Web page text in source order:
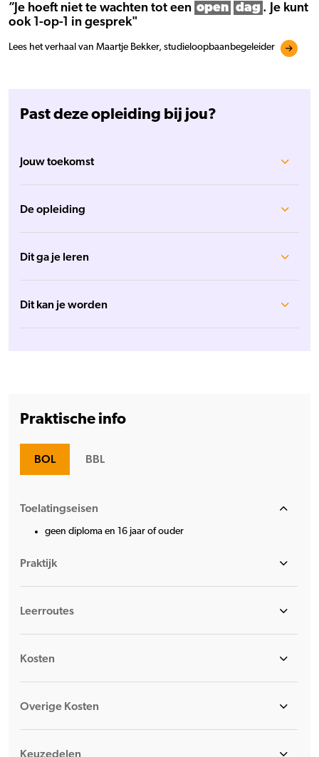
”Je hoeft niet te wachten tot een open dag . Je kunt
ook 1-op-1 in gesprek"
Lees het verhaal van Maartje Bekker, studieloopbaanbegeleider
Past deze opleiding bij jou?
Jouw toekomst
De opleiding
Dit ga je leren
Dit kan je worden
Praktische info
BOL BBL
Toelatingseisen
geen diploma en 16 jaar of ouder
Praktijk
Leerroutes
Kosten
Overige Kosten
Keuzedelen